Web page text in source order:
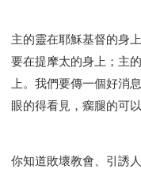
主的靈在耶穌基督的身
要在提摩太的身上；主
上。我們要傳一個好消
眼的得看見，瘸腿的可
你知道敗壞教會、引誘